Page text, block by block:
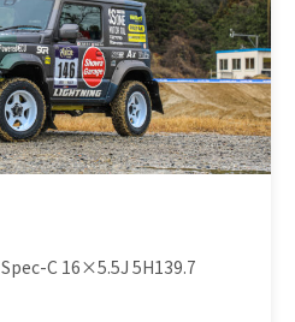
Spec-C 16×5.5J 5H139.7